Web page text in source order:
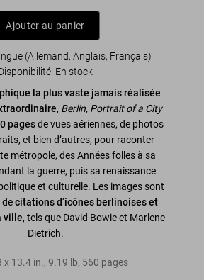
Ajouter au panier
(Allemand, Anglais, Français)
: En stock
la plus vaste jamais réalisée
, Berlin, Portrait of a City
pagesde vues aériennes, de photos
et bien d’autres, pour raconter
métropole, des Années folles à sa
la guerre, puis sa renaissance
et culturelle. Les images sont
decitations d’icônes berlinoises et
ville, tels que David Bowie et Marlene
Dietrich.
x 13.4 in., 9.19 lb, 560 pages